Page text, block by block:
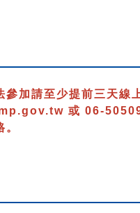
參加請至少提前三天線
或 06-